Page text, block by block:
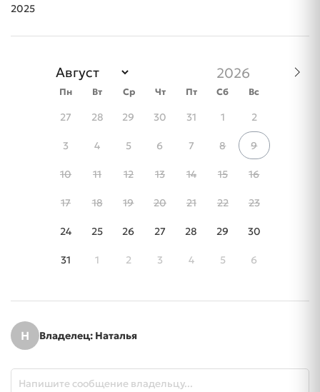
2025
Пн Вт Ср Чт Пт Сб Вс
27 28 29 30 31 1 2
3 4 5 6 7 8 9
10 11 12 13 14 15 16
17 18 19 20 21 22 23
24 25 26 27 28 29 30
31 1 2 3 4 5 6
Н Владелец: Наталья